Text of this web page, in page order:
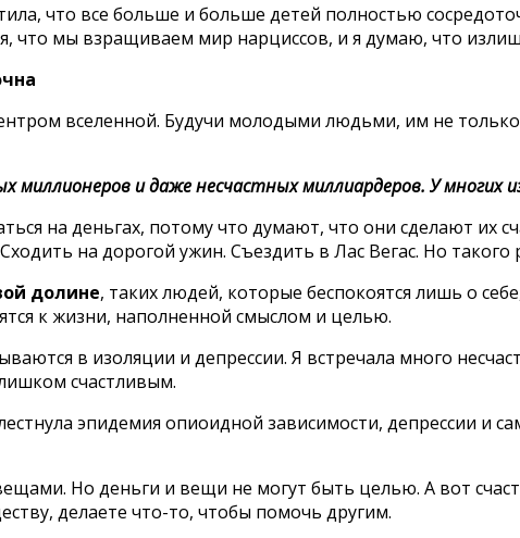
что все больше и больше детей полностью
что мы взращиваем мир нарциссов, и я думаю, что
вселенной. Будучи молодыми людьми, им не
миллионеров и даже несчастных миллиардеров. У
на деньгах, потому что думают, что они сделают их
на дорогой ужин. Съездить в Лас Вегас. Но
долине, таких людей, которые беспокоятся лишь о
к жизни, наполненной смыслом и целью.
в изоляции и депрессии. Я встречала много
счастливым.
эпидемия опиоидной зависимости, депрессии и
Но деньги и вещи не могут быть целью. А вот
делаете что-то, чтобы помочь другим.